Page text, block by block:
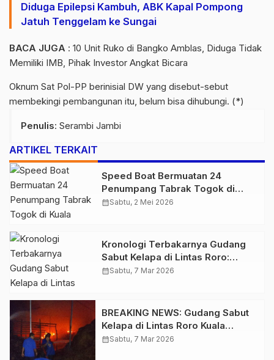
Diduga Epilepsi Kambuh, ABK Kapal Pompong
Jatuh Tenggelam ke Sungai
BACA JUGA : 10 Unit Ruko di Bangko Amblas, Diduga Tidak
Memiliki IMB, Pihak Investor Angkat Bicara
Oknum Sat Pol-PP berinisial DW yang disebut-sebut
membekingi pembangunan itu, belum bisa dihubungi. (*)
Penulis: Serambi Jambi
ARTIKEL TERKAIT
Speed Boat Bermuatan 24
Penumpang Tabrak Togok di
Kuala Tungkal, Kapten Sempat
calendar_monthSabtu, 2 Mei 2026
Kronologi Terbakarnya Gudang
Sabut Kelapa di Lintas Roro:
CCTV Mati Mendadak, Api
calendar_monthSabtu, 7 Mar 2026
BREAKING NEWS: Gudang Sabut
Kelapa di Lintas Roro Kuala
Tungkal Terbakar, Petugas
calendar_monthSabtu, 7 Mar 2026